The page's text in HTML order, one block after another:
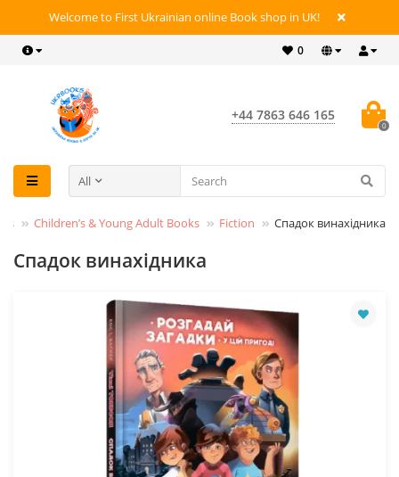
Welcome to First Ukrainian online Book shop in UK!
0
+44 7863 646 165
0
All
Children’s & Young Adult Books Fiction Спадок винахідника
Спадок винахідника